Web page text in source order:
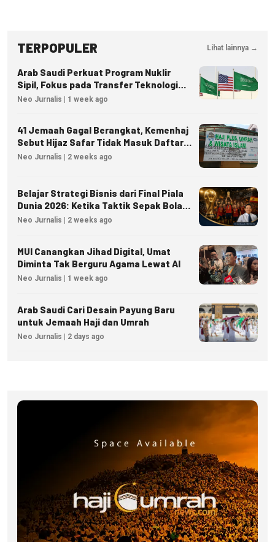
TERPOPULER Lihat lainnya →
Arab Saudi Perkuat Program Nuklir
Sipil, Fokus pada Transfer Teknologi
dan Kedaulatan Energi
Neo Jurnalis | 1 week ago
41 Jemaah Gagal Berangkat, Kemenhaj
Sebut Hijaz Safar Tidak Masuk Daftar
Resmi PPIU
Neo Jurnalis | 2 weeks ago
Belajar Strategi Bisnis dari Final Piala
Dunia 2026: Ketika Taktik Sepak Bola
Menjadi Inspirasi Kesuksesan Bisnis
Neo Jurnalis | 2 weeks ago
MUI Canangkan Jihad Digital, Umat
Diminta Tak Berguru Agama Lewat AI
Neo Jurnalis | 1 week ago
Arab Saudi Cari Desain Payung Baru
untuk Jemaah Haji dan Umrah
Neo Jurnalis | 2 days ago